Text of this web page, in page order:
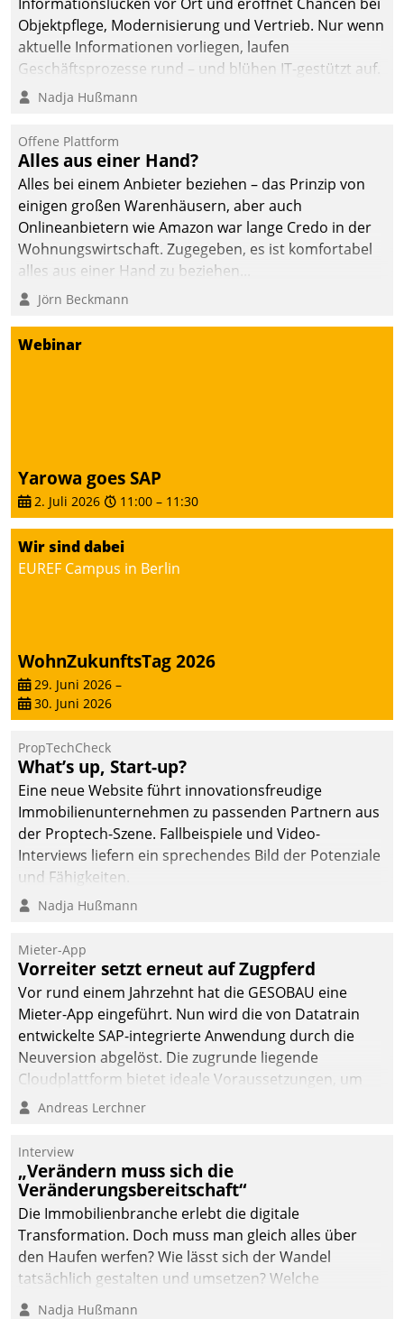
Objektpflege, Modernisierung und Vertrieb. Nur wenn
aktuelle Informationen vorliegen, laufen
Geschäftsprozesse rund – und blühen IT-gestützt auf.
Nadja Hußmann
Offene Plattform
Alles aus einer Hand?
Alles bei einem Anbieter beziehen – das Prinzip von
einigen großen Warenhäusern, aber auch
Onlineanbietern wie Amazon war lange Credo in der
Wohnungswirtschaft. Zugegeben, es ist komfortabel
alles aus einer Hand zu beziehen...
Jörn Beckmann
Webinar
Yarowa goes SAP
2. Juli 2026 11:00 – 11:30
Wir sind dabei
EUREF Campus in Berlin
WohnZukunftsTag 2026
29. Juni 2026 –
30. Juni 2026
PropTechCheck
What’s up, Start-up?
Eine neue Website führt innovationsfreudige
Immobilienunternehmen zu passenden Partnern aus
der Proptech-Szene. Fallbeispiele und Video-
Interviews liefern ein sprechendes Bild der Potenziale
und Fähigkeiten.
Nadja Hußmann
Mieter-App
Vorreiter setzt erneut auf Zugpferd
Vor rund einem Jahrzehnt hat die GESOBAU eine
Mieter-App eingeführt. Nun wird die von Datatrain
entwickelte SAP-integrierte Anwendung durch die
Neuversion abgelöst. Die zugrunde liegende
Cloudplattform bietet ideale Voraussetzungen, um
die Funktionalität der App zu erweitern und weitere
integrieren.
Andreas Lerchner
Interview
„Verändern muss sich die
Veränderungsbereitschaft“
Die Immobilienbranche erlebt die digitale
Transformation. Doch muss man gleich alles über
den Haufen werfen? Wie lässt sich der Wandel
tatsächlich gestalten und umsetzen? Welche
Argumente zählen wirklich?
Nadja Hußmann